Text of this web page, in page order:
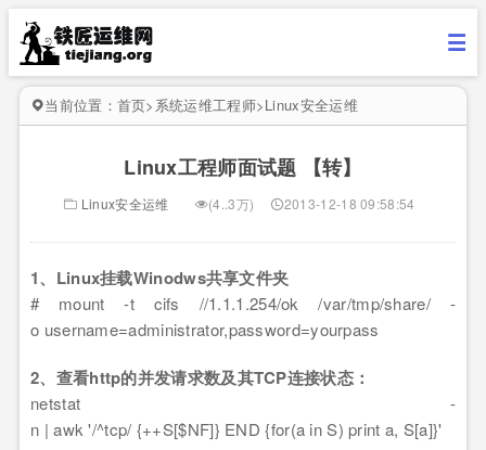
当前位置： 首页> 系统运维工程师>Linux安全运维
Linux工程师面试题 【转】
Linux安全运维 (4..3万) 2013-12-18 09:58:54
1、Linux挂载Winodws共享文件夹
# mount -t cifs //1.1.1.254/ok /var/tmp/share/ -
o username=administrator,password=yourpass
2、查看http的并发请求数及其TCP连接状态：
netstat -
n | awk '/^tcp/ {++S[$NF]} END {for(a in S) print a, S[a]}'